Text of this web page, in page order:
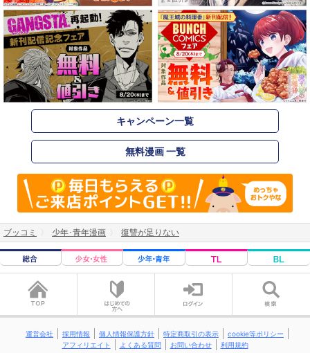
キャンペーン一覧
無料漫画 一覧
ブッコミ 少年･青年漫画 復讐が足りない
運営会社 採用情報 個人情報保護方針 特定商取引の表示
cookie等ポリシー
アフィリエイト
よくある質問 お問い合わせ 利用規約